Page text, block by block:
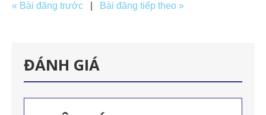
« Bài đăng trước Bài đăng tiếp theo »
ĐÁNH GIÁ